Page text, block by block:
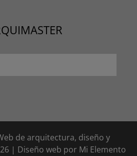
de arquitectura, diseño y
| Diseño web por Mi Elemento